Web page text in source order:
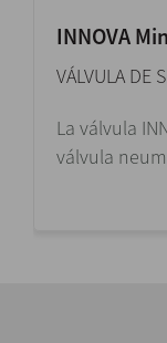
INNOVA
VÁLVULA DE
La válvula
válvula